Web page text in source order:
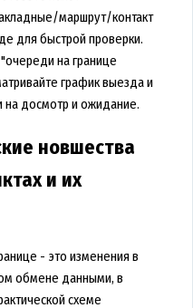
маршрут/контакт
для быстрой проверки.
на границе
график выезда и
на досмотр и ожидание.
новшества
и их
- это изменения в
обмене данными, в
схеме